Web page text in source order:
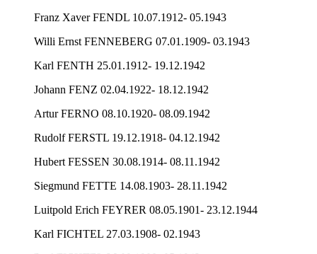
Franz Xaver FENDL 10.07.1912- 05.1943
Willi Ernst FENNEBERG 07.01.1909- 03.1943
Karl FENTH 25.01.1912- 19.12.1942
Johann FENZ 02.04.1922- 18.12.1942
Artur FERNO 08.10.1920- 08.09.1942
Rudolf FERSTL 19.12.1918- 04.12.1942
Hubert FESSEN 30.08.1914- 08.11.1942
Siegmund FETTE 14.08.1903- 28.11.1942
Luitpold Erich FEYRER 08.05.1901- 23.12.1944
Karl FICHTEL 27.03.1908- 02.1943